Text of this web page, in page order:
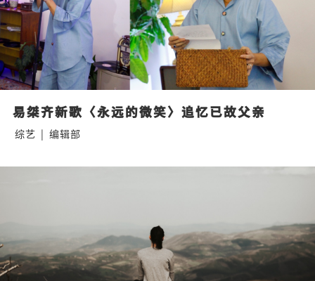
易桀齐新歌〈永远的微笑〉追忆已故父亲
综艺 | 编辑部